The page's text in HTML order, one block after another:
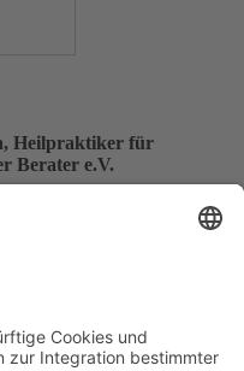
Heilpraktiker für
Berater e.V.
geschützt! Zur Anzeige